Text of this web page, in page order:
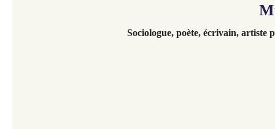
Sociologue, poète, écrivain, artiste